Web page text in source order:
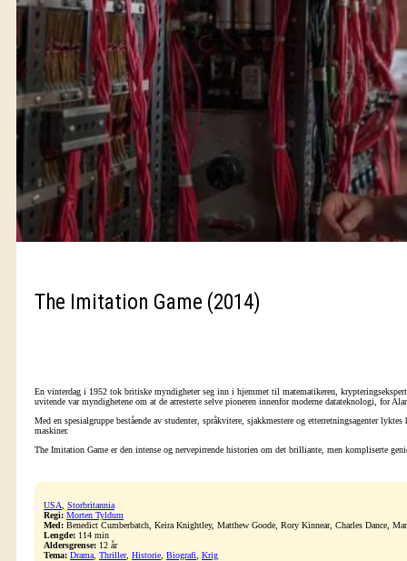
The Imitation Game (2014)
En vinterdag i 1952 tok britiske myndigheter seg inn i hjemmet til matematikeren,
uvitende var myndighetene om at de arresterte selve pioneren innenfor moderne datateknologi, for
Med en spesialgruppe bestående av studenter, språkvitere, sjakkmestere og etterretningsagenter
maskiner.
The Imitation Game er den intense og nervepirrende historien om det brilliante, men kompliserte
USA
Storbritannia
Regi: Morten Tyldum
Med: Benedict Cumberbatch, Keira Knightley, Matthew Goode, Rory Kinnear, Charles Dance,
Lengde: 114 min
Aldersgrense: 12 år
Tema: Drama Thriller, Historie Biografi
Krig